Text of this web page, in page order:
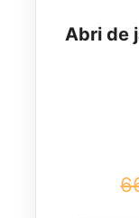
Abri de